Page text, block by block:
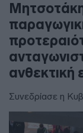
ανθεκτική
Συνεδρίασε η